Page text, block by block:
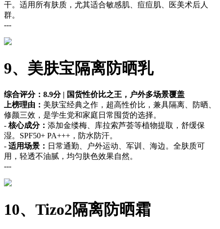
干。适用所有肤质，尤其适合敏感肌、痘痘肌、医美术后人
群。
---
9、美肤宝隔离防晒乳
综合评分：8.9分 | 国货性价比之王，户外多场景覆盖
上榜理由： 美肤宝经典之作，超高性价比，兼具隔离、防晒、
修颜三效，是学生党和家庭日常囤货的选择。
- 核心成分： 添加金缕梅、库拉索芦荟等植物提取，舒缓保
湿。SPF50+ PA+++，防水防汗。
- 适用场景： 日常通勤、户外运动、军训、海边。全肤质可
用，轻透不油腻，均匀肤色效果自然。
---
10、Tizo2隔离防晒霜